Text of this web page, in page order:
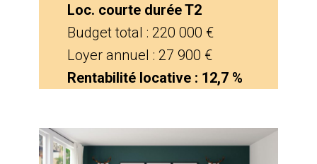
Loc. courte durée T2
Budget total : 220 000 €
Loyer annuel : 27 900 €
Rentabilité locative : 12,7 %